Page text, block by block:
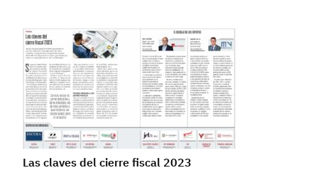
Las claves del cierre fiscal 2023